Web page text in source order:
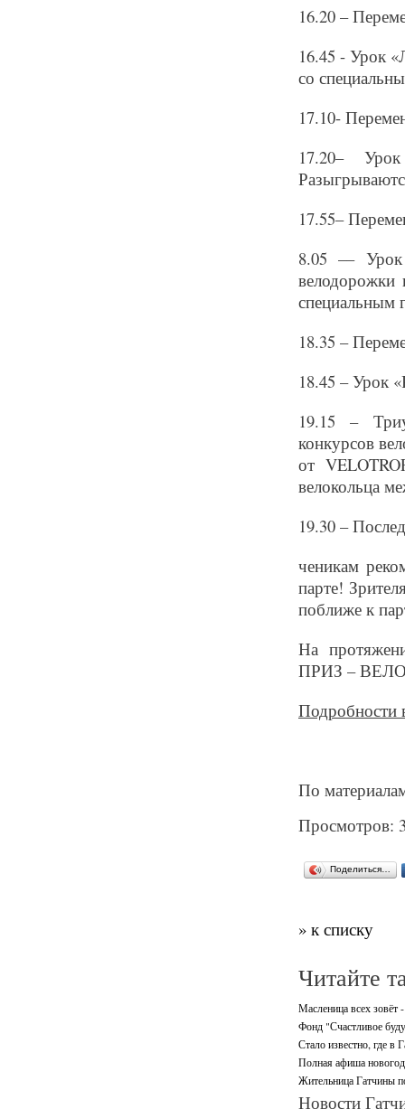
16.20 –
16.45 - Урок
со
17.10-
17.20–
17.55–
8.05 ––
специальным
18.35 –
18.45 – Урок
19.15 –
конкурсов
от
велокольца
19.30 –
ченикам
парте!
поближе к
На
ПРИЗ –
Подробности
По
Просмотров:
Поделиться…
» к списку
Читайте
Масленица всех зовёт
Фонд "Счастливое
Стало известно, где в
Полная афиша
Жительница Гатчины
Новости